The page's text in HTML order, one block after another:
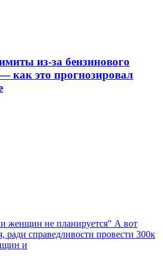
из-за бензинового
как это прогнозировал
женщин не планируется" А вот
ради справедливости провести 300к
и